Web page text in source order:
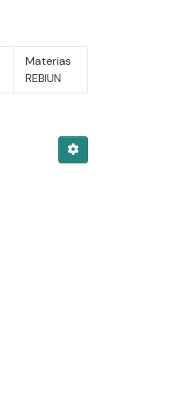
Materias
REBIUN